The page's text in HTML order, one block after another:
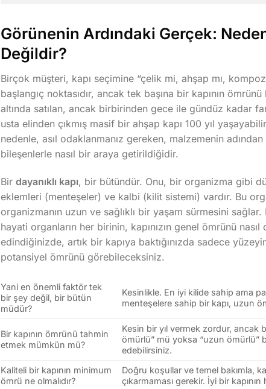
Görünenin Ardındaki Gerçek:
Değildir?
Birçok müşteri, kapı seçimine “çelik mi, ahşap mı,
başlangıç noktasıdır, ancak tek başına bir kapının
altında satılan, ancak birbirinden gece ile gündüz kadar
usta elinden çıkmış masif bir ahşap kapı 100 yıl
nedenle, asıl odaklanmanız gereken, malzemenin
bileşenlerle nasıl bir araya getirildiğidir.
Bir dayanıklı kapı, bir bütündür. Onu, bir organizma gibi
eklemleri (menteşeler) ve kalbi (kilit sistemi) vardır. Bu
organizmanın uzun ve sağlıklı bir yaşam sürmesini
hayati organların her birinin, kapınızın genel ömrünü
edindiğinizde, artık bir kapıya baktığınızda sadece
potansiyel ömrünü görebileceksiniz.
Yani en önemli faktör tek
bir şey değil, bir bütün
müdür?
Kesinlikle. En iyi kilide sahip ama
menteşelere sahip bir kapı, uzun
Bir kapının ömrünü tahmin
etmek mümkün mü?
Kesin bir yıl vermek zordur, ancak
ömürlü” mü yoksa “uzun ömürlü”
edebilirsiniz.
Kaliteli bir kapının minimum
ömrü ne olmalıdır?
Doğru koşullar ve temel bakımla,
çıkarmaması gerekir. İyi bir